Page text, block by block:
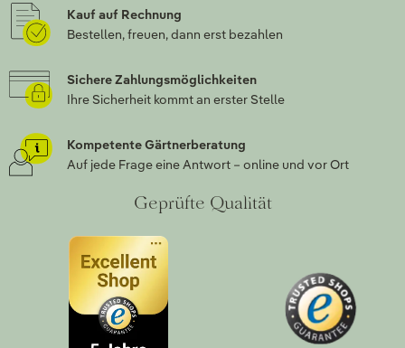
Kauf auf Rechnung
Bestellen, freuen, dann erst bezahlen
Sichere Zahlungsmöglichkeiten
Ihre Sicherheit kommt an erster Stelle
Kompetente Gärtnerberatung
Auf jede Frage eine Antwort – online und vor Ort
Geprüfte Qualität